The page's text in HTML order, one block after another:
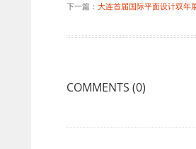
下一篇： 大连首届国际平面设计双年
COMMENTS (0)